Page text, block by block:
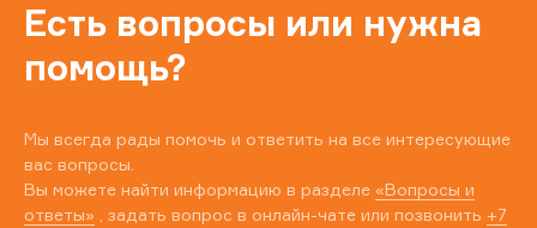
Есть вопросы или нужна
помощь?
Мы всегда рады помочь и ответить на все интересующие
вас вопросы.
Вы можете найти информацию в разделе «Вопросы и
ответы» , задать вопрос в онлайн-чате или позвонить +7